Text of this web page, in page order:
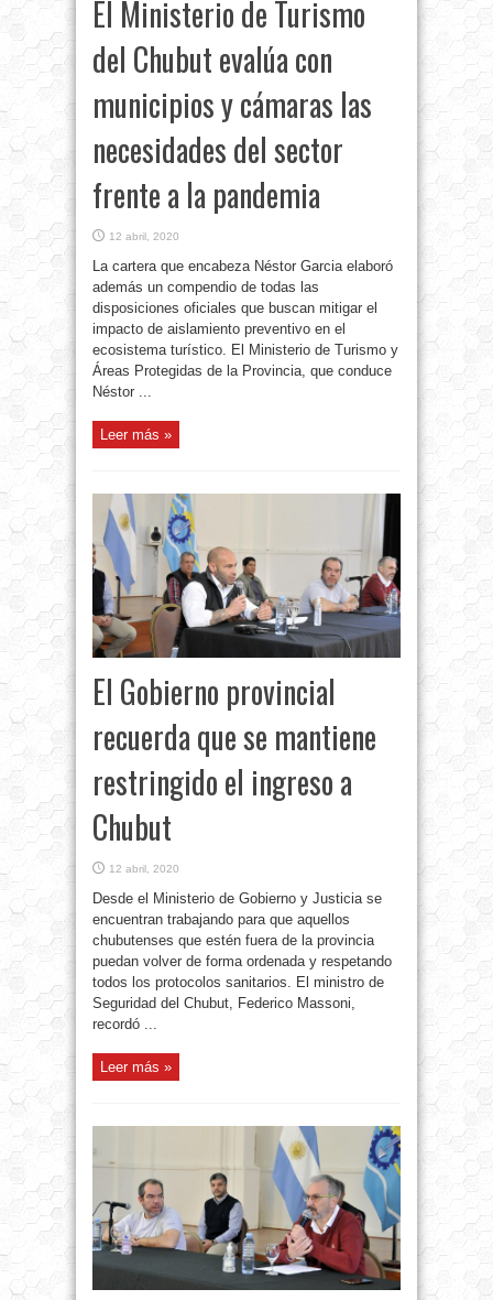
El Ministerio de Turismo
del Chubut evalúa con
municipios y cámaras las
necesidades del sector
frente a la pandemia
12 abril, 2020
La cartera que encabeza Néstor Garcia elaboró
además un compendio de todas las
disposiciones oficiales que buscan mitigar el
impacto de aislamiento preventivo en el
ecosistema turístico. El Ministerio de Turismo y
Áreas Protegidas de la Provincia, que conduce
Néstor ...
Leer más »
El Gobierno provincial
recuerda que se mantiene
restringido el ingreso a
Chubut
12 abril, 2020
Desde el Ministerio de Gobierno y Justicia se
encuentran trabajando para que aquellos
chubutenses que estén fuera de la provincia
puedan volver de forma ordenada y respetando
todos los protocolos sanitarios. El ministro de
Seguridad del Chubut, Federico Massoni,
recordó ...
Leer más »